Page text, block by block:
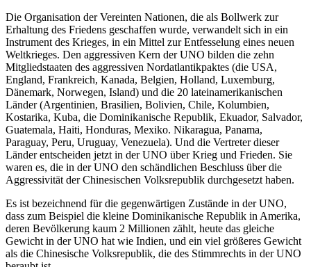
Die Organisation der Vereinten Nationen, die als Bollwerk zur
Erhaltung des Friedens geschaffen wurde, verwandelt sich in ein
Instrument des Krieges, in ein Mittel zur Entfesselung eines neuen
Weltkrieges. Den aggressiven Kern der UNO bilden die zehn
Mitgliedstaaten des aggressiven Nordatlantikpaktes (die USA,
England, Frankreich, Kanada, Belgien, Holland, Luxemburg,
Dänemark, Norwegen, Island) und die 20 lateinamerikanischen
Länder (Argentinien, Brasilien, Bolivien, Chile, Kolumbien,
Kostarika, Kuba, die Dominikanische Republik, Ekuador, Salvador,
Guatemala, Haiti, Honduras, Mexiko. Nikaragua, Panama,
Paraguay, Peru, Uruguay, Venezuela). Und die Vertreter dieser
Länder entscheiden jetzt in der UNO über Krieg und Frieden. Sie
waren es, die in der UNO den schändlichen Beschluss über die
Aggressivität der Chinesischen Volksrepublik durchgesetzt haben.
Es ist bezeichnend für die gegenwärtigen Zustände in der UNO,
dass zum Beispiel die kleine Dominikanische Republik in Amerika,
deren Bevölkerung kaum 2 Millionen zählt, heute das gleiche
Gewicht in der UNO hat wie Indien, und ein viel größeres Gewicht
als die Chinesische Volksrepublik, die des Stimmrechts in der UNO